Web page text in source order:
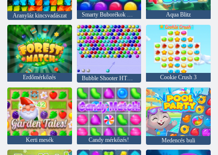
Aranyláz kincsvadászat Smarty Buborékok Xmas Edition Aqua Blitz
Erdőmérkőzés Bubble Shooter HTML5 Cookie Crush 3
Kerti mesék Candy mérkőzés! Medencés buli